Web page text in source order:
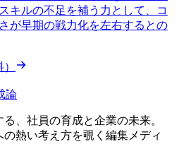
キルの不足を補う力として、コ
が早期の戦力化を左右するとの
論
、 社員の育成と企業の未来。
の熱い考え方を覗く 編集メディ